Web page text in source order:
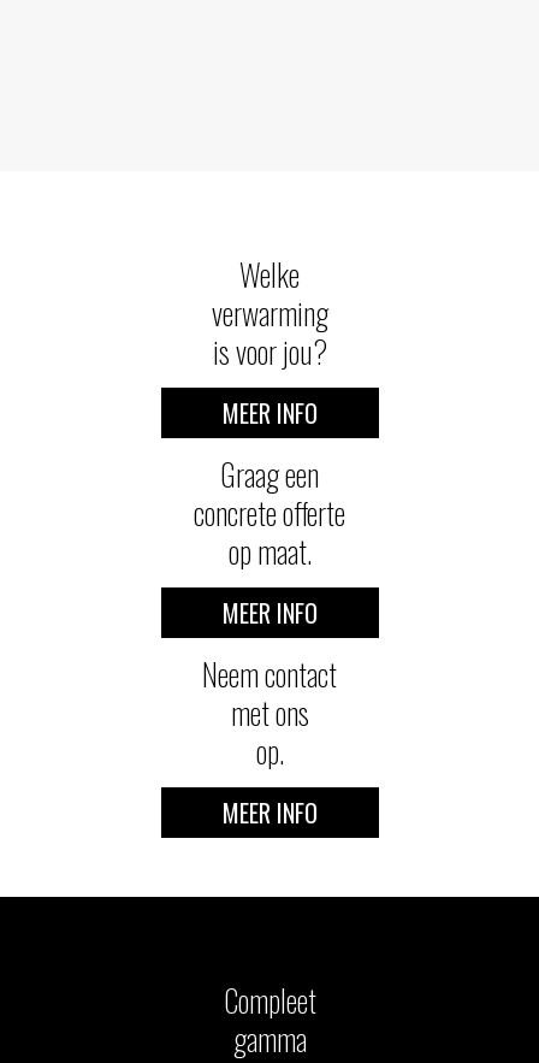
Welke
verwarming
is voor jou?
MEER INFO
Graag een
concrete offerte
op maat.
MEER INFO
Neem contact
met ons
op.
MEER INFO
Compleet
gamma